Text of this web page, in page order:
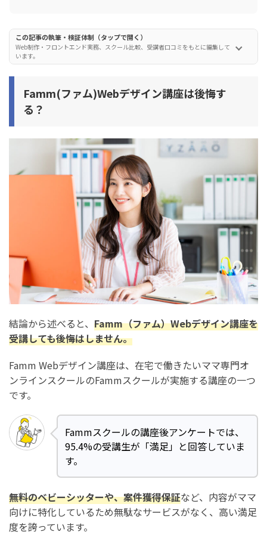
受講期間が短いことに関する不満
Famm(ファム)で後悔しやすいポイントを調査
後悔2. 受講期間が1ヶ月だと短くて大変
Famm(ファム)で後悔しないための対処法
対処法1. 分からない時は講師にすぐ質問する
対処法2. 卒業後のキャリアをしっかり計画しておく
対処法3. スケジュールに余裕がある時期に受講する
対処法4. SNSやコミュニティで受講者と交流する
対処法5. 入会前に無料カウンセリングに参加しておく
まとめ：Famm(ファム)Webデザイン講座は後悔する？
【卒業生の口コミを調査】
この記事の執筆・検証体制（タップで開く）
Web制作・フロントエンド実務、スクール比較、受講者口コミをもとに編集して
います。
Famm(ファム)Webデザイン講座は後悔す
る？
結論から述べると、 Famm（ファム）Webデザイン講座を
受講しても後悔はしません。
Famm Webデザイン講座は、在宅で働きたいママ専門オ
ンラインスクールのFammスクールが実施する講座の一つ
です。
Fammスクールの講座後アンケートでは、
95.4%の受講生が「満足」と回答していま
す。
無料のベビーシッターや、案件獲得保証など、内容がママ
向けに特化しているため無駄なサービスがなく、高い満足
度を誇っています。